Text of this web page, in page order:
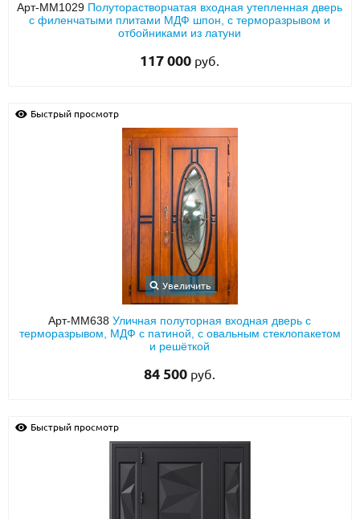
Арт-ММ1029 Полуторастворчатая входная утепленная дверь
с филенчатыми плитами МДФ шпон, с терморазрывом и
отбойниками из латуни
117 000 руб.
Быстрый просмотр
Увеличить
Арт-ММ638Уличная полуторная входная дверь с
терморазрывом, МДФ с патиной, с овальным стеклопакетом
и решёткой
84 500 руб.
Быстрый просмотр